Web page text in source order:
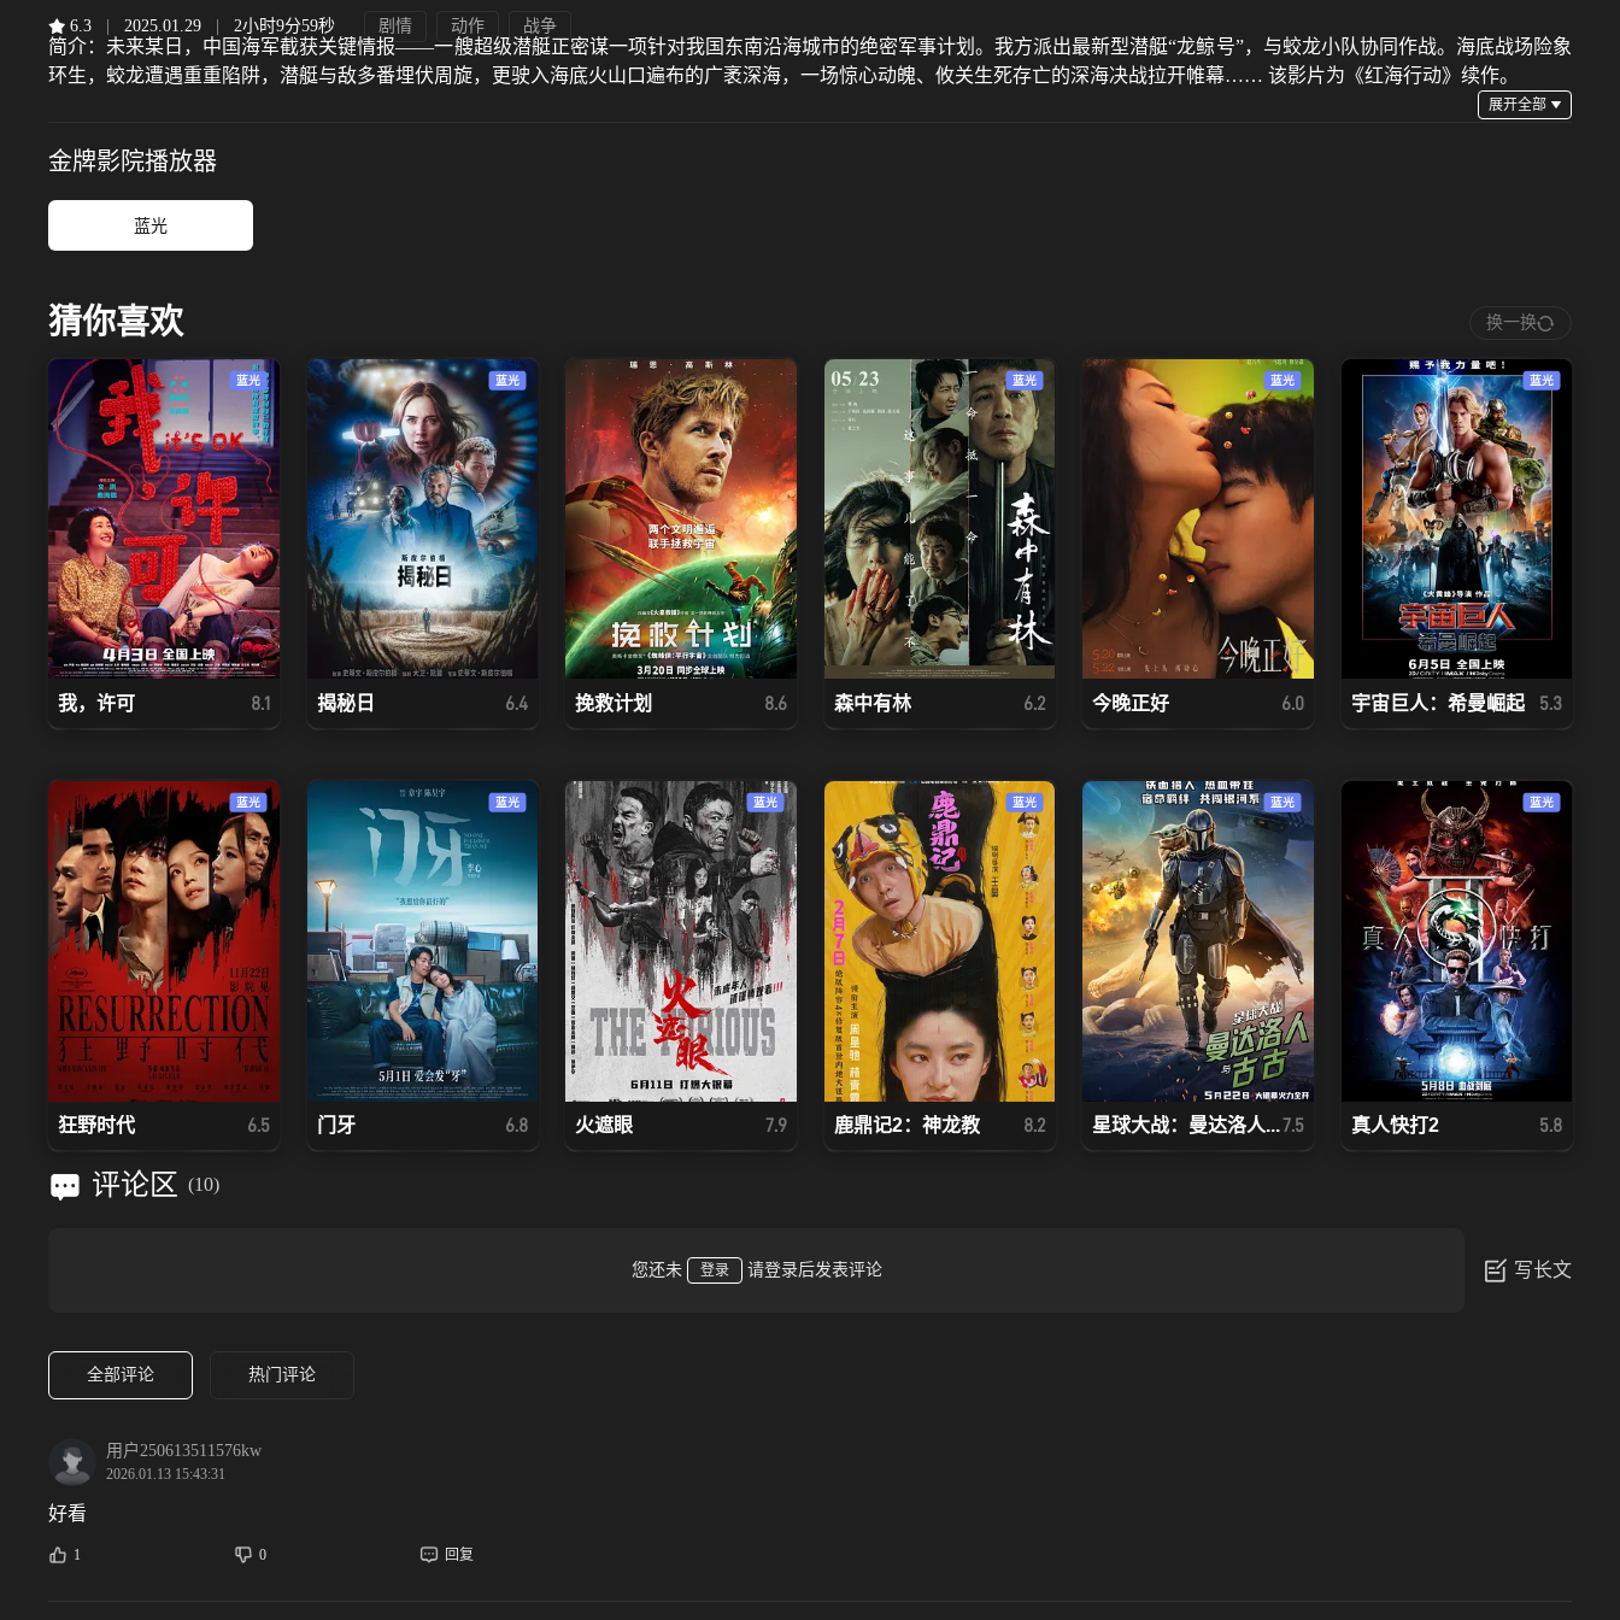
6.3 2025.01.29 2小时9分59秒 剧情 动作 战争
简介： 未来某日，中国海军截获关键情报——一艘超级潜艇正密谋一项针对我国东南沿海城市的绝密军事计划。我方派出最新型潜艇“龙鲸号”，与蛟龙小队协同作战。海底战场险象
环生，蛟龙遭遇重重陷阱，潜艇与敌多番埋伏周旋，更驶入海底火山口遍布的广袤深海，一场惊心动魄、攸关生死存亡的深海决战拉开帷幕…… 该影片为《红海行动》续作。
金牌影院播放器
蓝光
猜你喜欢 换一换
蓝光
我，许可 8.1
蓝光
揭秘日 6.4 挽救计划 8.6
蓝光
森中有林 6.2
蓝光
今晚正好 6.0
蓝光
宇宙巨人：希曼崛起 5.3
蓝光
狂野时代 6.5
蓝光
门牙 6.8
蓝光
火遮眼 7.9
蓝光
鹿鼎记2：神龙教 8.2
蓝光
星球大战：曼达洛人...7.5
蓝光
真人快打2 5.8
评论区 (10)
您还未 登录 请登录后发表评论 写长文
全部评论 热门评论
用户250613511576kw
2026.01.13 15:43:31
好看
1 0 回复